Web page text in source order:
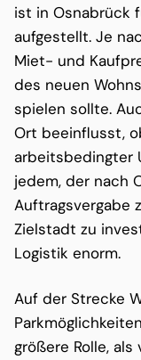
ist in Osnabrück
aufgestellt. Je
Miet- und
des neuen
spielen sollte.
Ort beeinflusst,
arbeitsbedingter
jedem, der nach
Auftragsvergabe
Zielstadt zu
Logistik enorm.
Auf der Strecke
größere Rolle,